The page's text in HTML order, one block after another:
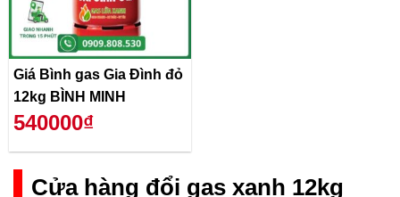
Giá Bình gas Gia Đình đỏ
12kg BÌNH MINH
540000₫
Cửa hàng đổi gas xanh 12kg